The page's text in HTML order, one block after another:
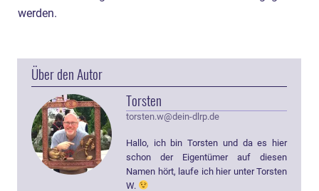
werden.
Über den Autor
Torsten
torsten.w@dein-dlrp.de
Hallo, ich bin Torsten und da es hier
schon der Eigentümer auf diesen
Namen hört, laufe ich hier unter Torsten
W.